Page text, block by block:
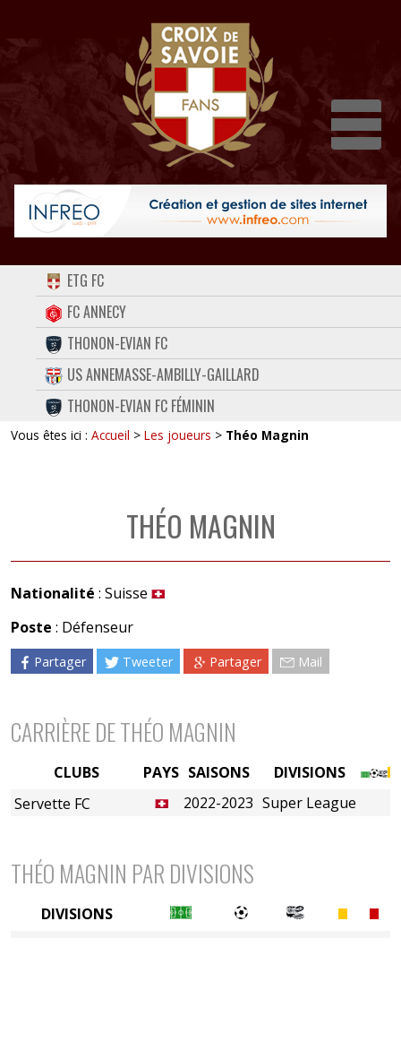
ACCUEIL
FORUM
CONTACT
FACEBOOK
TWITTER
ETG FC
FC ANNECY
THONON-EVIAN FC
US ANNEMASSE-AMBILLY-GAILLARD
THONON-EVIAN FC FÉMININ
Vous êtes ici : Accueil > Les joueurs > Théo Magnin
THÉO MAGNIN
Nationalité : Suisse
Poste : Défenseur
Partager Tweeter Partager Mail
CARRIÈRE DE THÉO MAGNIN
PAYS SAISONS
DIVISIONS
2022-2023 Super League
CLUBS
Servette FC
THÉO MAGNIN PAR DIVISIONS
DIVISIONS